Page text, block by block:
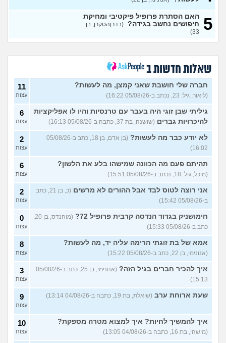
איך להתגבר על רצון לקשר
לפני הזמן?
(אנונימית, בת 21)
הבילויים, זה מוריד לכם?
(לחם ושעשועים, בן 36)
13
כשרבתי עם בת הזוג שלי,
דחפתי אותה מתוך כעס. איך
להתמודד?
(אלכס, שם בדוי, בן
40)
13
עצות
איך להסביר לה שאני רוצה
להיפרד?
(עידן, בן 27)
20
עצות
בעיות ביני לבית הזוג, מה
לעשות?
6
עצות
לא משלמת בדייטים
(אלי, בן
29)
9
עצות
יוצאת איתו היום לדייט ראשון 3
עצות
בטיילת או מועדון?
(רואי, בן
26)
8
עצות
לוקח אותי לדייטים גרועים
האם להמשיך?
(נטע, בת 21)
17
עצות
עוד שאלות חדשות במדור
5 האם הסתרת פרופיל פיקטיבי ומחיקת
חיפושים נחשב בגידה? (בדרןהסקרן, בן
33)
שאלות חדשות ב
חברה שלי חושבת שאני קמצן, מה לעשות?
(ליאור, גיל: 23, נכתב ב-05/08/26 16:22)
11
עצות
גיליתי שבן זוגי היה בעבר עם טרנסיות והיו לו אפליקציות
להיכרויות גברים (שושנה, בת 37, כתבה ב-05/08/26 16:13)
6
עצות
לא יודע כבר מה לעשות?
(בן אדם, בן 18, כתב ב-05/08/26
16:02)
2
עצות
תהיתם פעם מה הכוונה שמישהו בלע את הלשון?
(מיכל, גיל: 18, נכתב ב-05/08/26 15:51)
6
עצות
אני רוצה לטוס לבד אבל ההורים לא מרשים
(כ, בן 21, כתב
ב-05/08/26 15:42)
2
עצות
חימושניק בגדוד הנדסה קרבית פרופיל 72?
(מוהנדס, בן 20,
כתב ב-05/08/26 15:33)
0
עצות
אמא של בת זוגתי הרימה עליה יד, מה לעשות?
(אנונימי, בן 22, כתב ב-05/08/26 15:22)
8
עצות
איך להכיר חברים בגיל הזה?
(אנונימי, בן 25, כתב ב-05/08/26
15:13)
3
עצות
שעת ארוחת ערב (שואלת, בת 19, כתבה ב-04/08/26 13:14) 9
עצות
איך להמשיך לחיות? איך למצוא מטרה מספקת?
(מישהי, בת 16, כתבה ב-04/08/26 13:05)
10
עצות